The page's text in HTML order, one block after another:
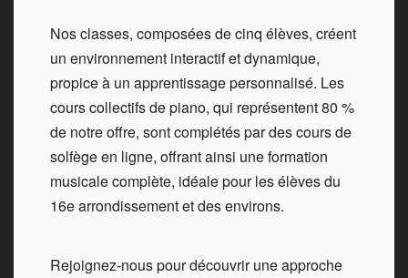
Nos classes, composées de cinq élèves, créent
un environnement interactif et dynamique,
propice à un apprentissage personnalisé. Les
cours collectifs de piano, qui représentent 80 %
de notre offre, sont complétés par des cours de
solfège en ligne, offrant ainsi une formation
musicale complète, idéale pour les élèves du
16e arrondissement et des environs.
Rejoignez-nous pour découvrir une approche